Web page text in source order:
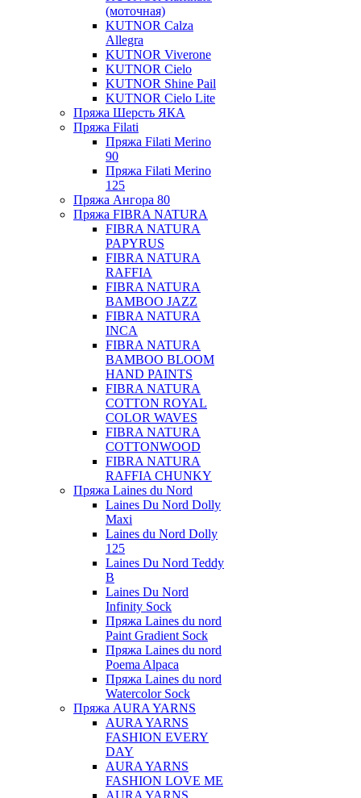
(моточная)
KUTNOR Calza
Allegra
KUTNOR Viverone
KUTNOR Cielo
KUTNOR Shine Pail
KUTNOR Cielo Lite
Пряжа Шерсть ЯКА
Пряжа Filati
Пряжа Filati Merino
90
Пряжа Filati Merino
125
Пряжа Ангора 80
Пряжа FIBRA NATURA
FIBRA NATURA
PAPYRUS
FIBRA NATURA
RAFFIA
FIBRA NATURA
BAMBOO JAZZ
FIBRA NATURA
INCA
FIBRA NATURA
BAMBOO BLOOM
HAND PAINTS
FIBRA NATURA
COTTON ROYAL
COLOR WAVES
FIBRA NATURA
COTTONWOOD
FIBRA NATURA
RAFFIA CHUNKY
Пряжа Laines du Nord
Laines Du Nord Dolly
Maxi
Laines du Nord Dolly
125
Laines Du Nord Teddy
B
Laines Du Nord
Infinity Sock
Пряжа Laines du nord
Paint Gradient Sock
Пряжа Laines du nord
Poema Alpaca
Пряжа Laines du nord
Watercolor Sock
Пряжа AURA YARNS
AURA YARNS
FASHION EVERY
DAY
AURA YARNS
FASHION LOVE ME
AURA YARNS